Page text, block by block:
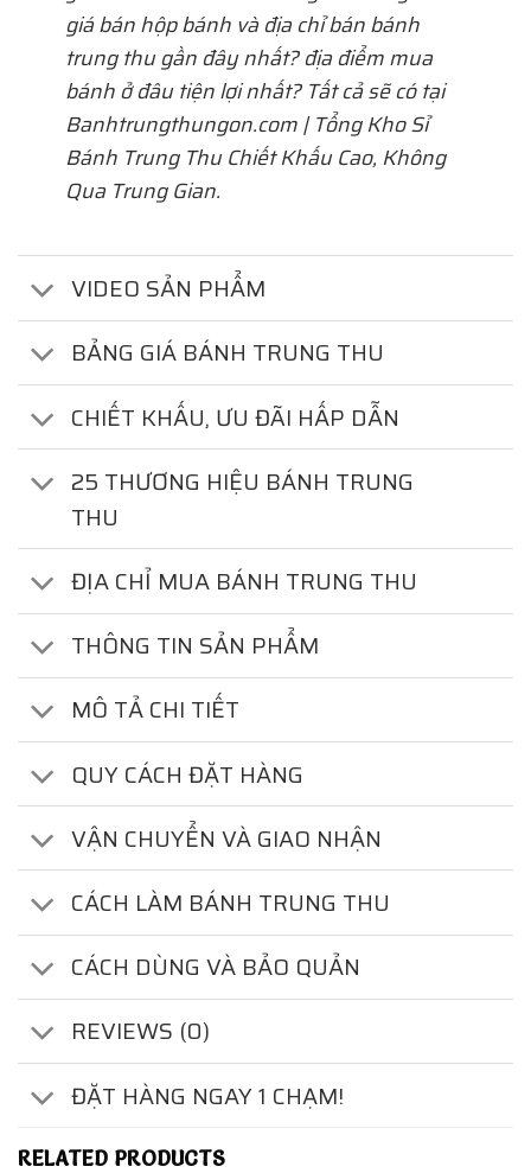
giá bán hộp bánh và địa chỉ bán bánh
trung thu gần đây nhất? địa điểm mua
bánh ở đâu tiện lợi nhất? Tất cả sẽ có tại
Banhtrungthungon.com | Tổng Kho Sỉ
Bánh Trung Thu Chiết Khấu Cao, Không
Qua Trung Gian.
VIDEO SẢN PHẨM
BẢNG GIÁ BÁNH TRUNG THU
CHIẾT KHẤU, ƯU ĐÃI HẤP DẪN
25 THƯƠNG HIỆU BÁNH TRUNG
THU
ĐỊA CHỈ MUA BÁNH TRUNG THU
THÔNG TIN SẢN PHẨM
MÔ TẢ CHI TIẾT
QUY CÁCH ĐẶT HÀNG
VẬN CHUYỂN VÀ GIAO NHẬN
CÁCH LÀM BÁNH TRUNG THU
CÁCH DÙNG VÀ BẢO QUẢN
REVIEWS (0)
ĐẶT HÀNG NGAY 1 CHẠM!
RELATED PRODUCTS